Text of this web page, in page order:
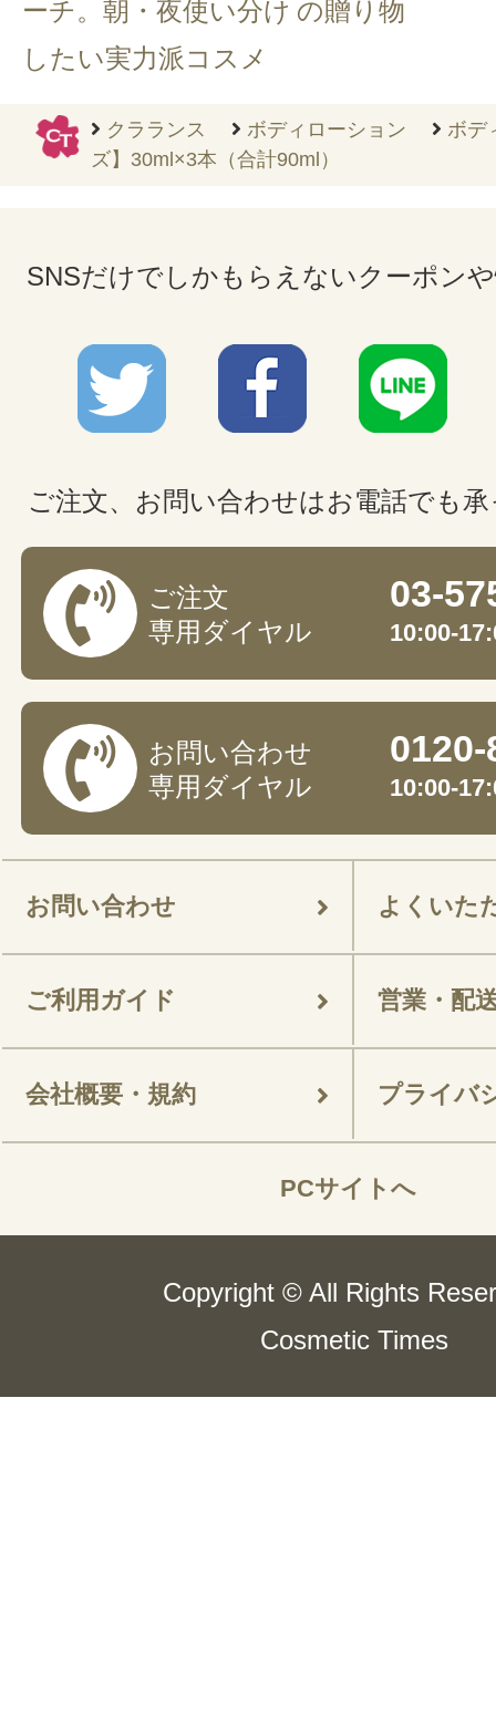
ーチ。朝・夜使い分け
したい実力派コスメ
の贈り物
クラランス ボディローション
ボデ
ズ】30ml×3本（合計90ml）
SNSだけでしかもらえないクーポン
ご注文、お問い合わせはお電話でも
ご注文
専用ダイヤル
03-
10:00-
お問い合わせ
専用ダイヤル
10:00-
お問い合わせ よくいた
ご利用ガイド 営業・配
会社概要・規約 プライバ
PCサイトへ
Copyright © All Rights
Cosmetic Times